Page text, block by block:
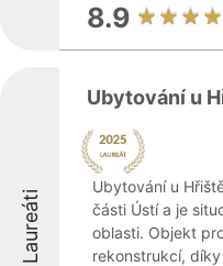
8.9
Laureáti
Ubytování u
Ubytování u
části Ústí a je
oblasti. Objekt
rekonstrukcí,